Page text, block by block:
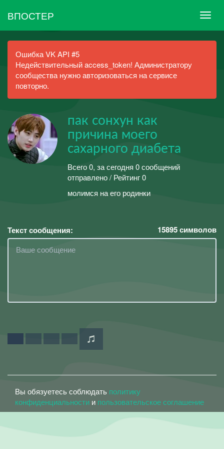
ВПОСТЕР
Ошибка VK API #5
Недействительный access_token! Администратору
сообщества нужно авторизоваться на сервисе
повторно.
пак сонхун как
причина моего
сахарного диабета
Всего 0, за сегодня 0 сообщений
отправлено / Рейтинг 0
молимся на его родинки
Текст сообщения: 15895символов
Вы обязуетесь соблюдать политику
конфиденциальности и пользовательское соглашение